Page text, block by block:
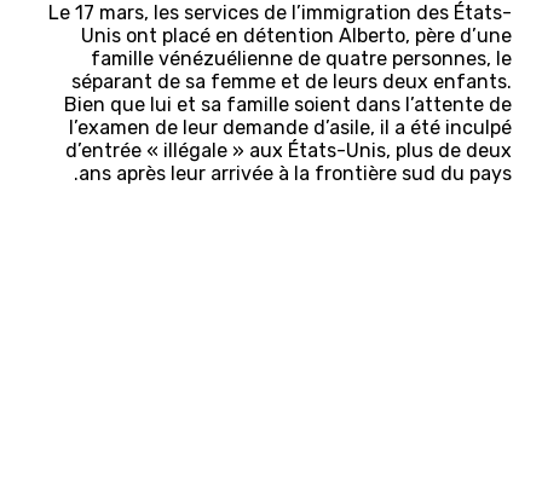
Le 17 mars, les services de l’immigration des États-
Unis ont placé en détention Alberto, père d’une
famille vénézuélienne de quatre personnes, le
séparant de sa femme et de leurs deux enfants.
Bien que lui et sa famille soient dans l’attente de
l’examen de leur demande d’asile, il a été inculpé
d’entrée « illégale » aux États-Unis, plus de deux
ans après leur arrivée à la frontière sud du pays.